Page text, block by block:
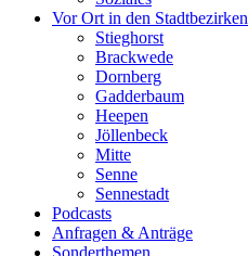
Vor Ort in den Stadtbezirken
Stieghorst
Brackwede
Dornberg
Gadderbaum
Heepen
Jöllenbeck
Mitte
Senne
Sennestadt
Podcasts
Anfragen & Anträge
Sonderthemen